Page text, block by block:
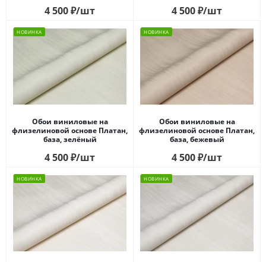
4 500₽/шт 4 500₽/шт
НОВИНКА
Обои виниловые на
флизелиновой основе Платан,
база, зелёный
4 500₽/шт
НОВИНКА
Обои виниловые на
флизелиновой основе Платан,
база, бежевый
4 500₽/шт
НОВИНКА НОВИНКА